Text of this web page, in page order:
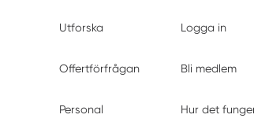
Utforska
Offertförfrågan
Personal
Logga in
Bli medlem
Hur det